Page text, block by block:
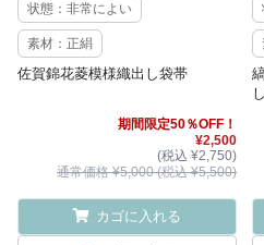
状態：非常によい
素材：正絹
佐賀錦花菱模様織出し袋帯
期間限定50％OFF！
¥2,500
(税込 ¥2,750)
通常価格 ¥5,000 (税込 ¥5,500)
カゴに入れる